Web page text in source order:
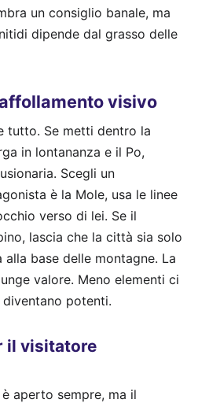
un consiglio banale, ma
dipende dal grasso delle
visivo
tutto. Se metti dentro la
in lontananza e il Po,
Scegli un
è la Mole, usa le linee
verso di lei. Se il
lascia che la città sia solo
base delle montagne. La
valore. Meno elementi ci
potenti.
il visitatore
aperto sempre, ma il